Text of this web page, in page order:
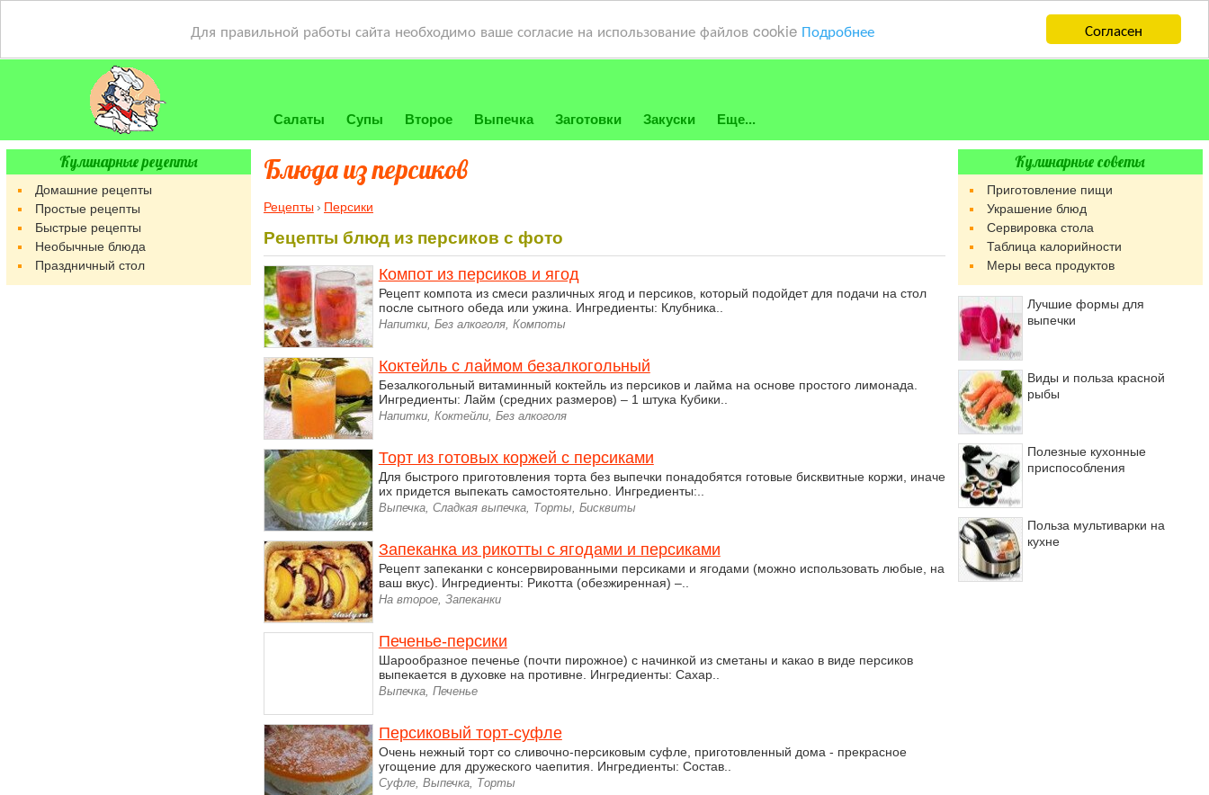
Согласен
Для правильной работы сайта необходимо ваше согласие на использование файлов cookie Подробнее
Салаты Супы Второе Выпечка Заготовки Закуски Еще...
Блюда из персиков
Рецепты Персики
Рецепты блюд из персиков с фото
Компот из персиков и ягод
Рецепт компота из смеси различных ягод и персиков, который подойдет для подачи на стол
после сытного обеда или ужина. Ингредиенты: Клубника..
Напитки, Без алкоголя, Компоты
Коктейль с лаймом безалкогольный
Безалкогольный витаминный коктейль из персиков и лайма на основе простого лимонада.
Ингредиенты: Лайм (средних размеров) – 1 штука Кубики..
Напитки, Коктейли, Без алкоголя
Торт из готовых коржей с персиками
Для быстрого приготовления торта без выпечки понадобятся готовые бисквитные коржи, иначе
их придется выпекать самостоятельно. Ингредиенты:..
Выпечка, Сладкая выпечка, Торты, Бисквиты
Запеканка из рикотты с ягодами и персиками
Рецепт запеканки с консервированными персиками и ягодами (можно использовать любые, на
ваш вкус). Ингредиенты: Рикотта (обезжиренная) –..
На второе, Запеканки
Печенье-персики
Шарообразное печенье (почти пирожное) с начинкой из сметаны и какао в виде персиков
выпекается в духовке на противне. Ингредиенты: Сахар..
Выпечка, Печенье
Персиковый торт-суфле
Очень нежный торт со сливочно-персиковым суфле, приготовленный дома - прекрасное
угощение для дружеского чаепития. Ингредиенты: Состав..
Суфле, Выпечка, Торты
Кулинарные рецепты
Домашние рецепты
Простые рецепты
Быстрые рецепты
Необычные блюда
Праздничный стол
Кулинарные советы
Приготовление пищи
Украшение блюд
Сервировка стола
Таблица калорийности
Меры веса продуктов
Лучшие формы для
выпечки
Виды и польза красной
рыбы
Полезные кухонные
приспособления
Польза мультиварки на
кухне